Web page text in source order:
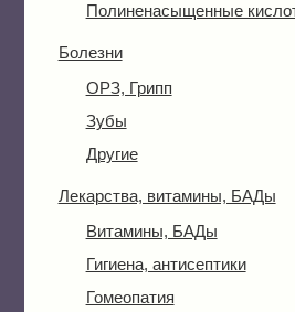
Полиненасыщенные
Болезни
ОРЗ, Грипп
Зубы
Другие
Лекарства, витамины, БАДы
Витамины, БАДы
Гигиена, антисептики
Гомеопатия